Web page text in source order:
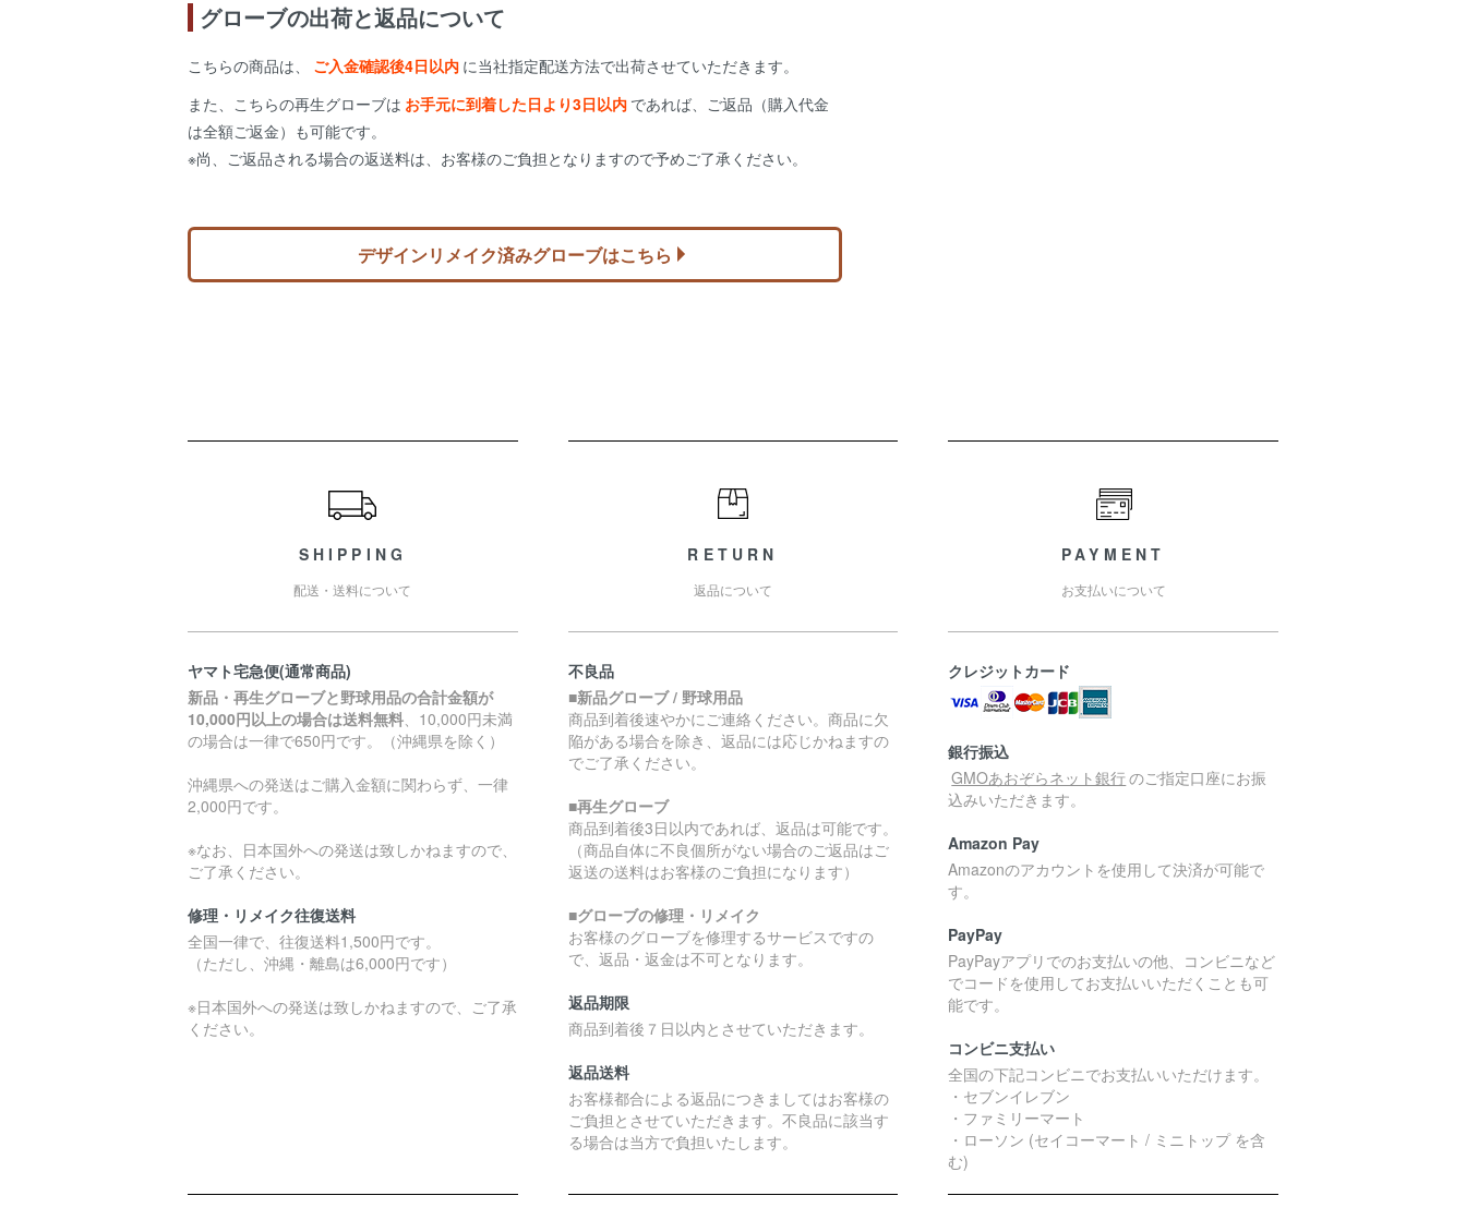
グローブの出荷と返品について
こちらの商品は、 ご入金確認後4日以内 に当社指定配送方法で出荷させていただきます。
また、こちらの再生グローブは お手元に到着した日より3日以内 であれば、ご返品（購入代金
は全額ご返金）も可能です。
※尚、ご返品される場合の返送料は、お客様のご負担となりますので予めご了承ください。
デザインリメイク済みグローブはこちら
SHIPPING
配送・送料について
ヤマト宅急便(通常商品)
新品・再生グローブと野球用品の合計金額が
10,000円以上の場合は送料無料、10,000円未満
の場合は一律で650円です。（沖縄県を除く）
沖縄県への発送はご購入金額に関わらず、一律
2,000円です。
※なお、日本国外への発送は致しかねますので、
ご了承ください。
修理・リメイク往復送料
全国一律で、往復送料1,500円です。
（ただし、沖縄・離島は6,000円です）
※日本国外への発送は致しかねますので、ご了承
ください。
RETURN
返品について
不良品
■新品グローブ / 野球用品
商品到着後速やかにご連絡ください。商品に欠
陥がある場合を除き、返品には応じかねますの
でご了承ください。
■再生グローブ
商品到着後3日以内であれば、返品は可能です。
（商品自体に不良個所がない場合のご返品はご
返送の送料はお客様のご負担になります）
■グローブの修理・リメイク
お客様のグローブを修理するサービスですの
で、返品・返金は不可となります。
返品期限
商品到着後７日以内とさせていただきます。
返品送料
お客様都合による返品につきましてはお客様の
ご負担とさせていただきます。不良品に該当す
る場合は当方で負担いたします。
PAYMENT
お支払いについて
クレジットカード
銀行振込
GMOあおぞらネット銀行のご指定口座にお振
込みいただきます。
Amazon Pay
Amazonのアカウントを使用して決済が可能で
す。
PayPay
PayPayアプリでのお支払いの他、コンビニなど
でコードを使用してお支払いいただくことも可
能です。
コンビニ支払い
全国の下記コンビニでお支払いいただけます。
・セブンイレブン
・ファミリーマート
・ローソン (セイコーマート / ミニトップ を含
む)